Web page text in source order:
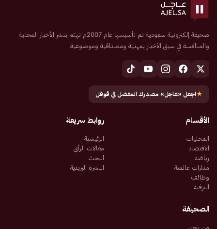
صحيفة إلكترونية سعودية تم تأسيسها عام 2007م تهتم بنشر الأخبار المحلية
والمنافسة في سبق الأخبار بمهنية ومصداقية وموضوعية
★اجعل «عاجل» مصدرك المفضل في قوقل
الأقسام
المحليات
الاقتصاد
رياضة
مدارات عالمية
وظائف
الترفيه
روابط سريعة
الرئيسية
مقالات الرأي
البحث
النشرة البريدية
الصحيفة
من نحن